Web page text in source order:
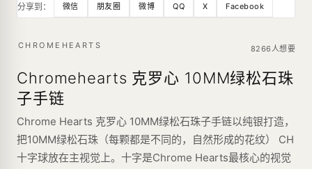
分享到： 微信 朋友圈 微博 QQ X Facebook
CHROMEHEARTS 8266人想要
Chromehearts 克罗心 10MM绿松石珠
子手链
Chrome Hearts 克罗心 10MM绿松石珠子手链以纯银打造，
把10MM绿松石珠（每颗都是不同的，自然形成的花纹） CH
十字球放在主视觉上。十字是Chrome Hearts最核心的视觉